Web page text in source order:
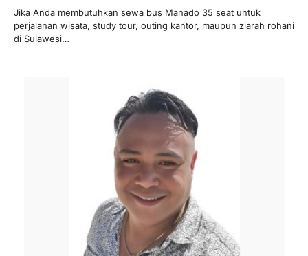
Jika Anda membutuhkan sewa bus Manado 35 seat untuk
perjalanan wisata, study tour, outing kantor, maupun ziarah rohani
di Sulawesi…